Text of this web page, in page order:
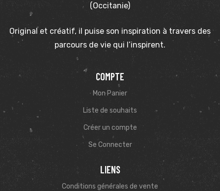
(Occitanie)
Original et créatif, il puise son inspiration à travers des
parcours de vie qui l’inspirent.
COMPTE
Mon Panier
Liste de souhaits
Créer un compte
Se Connecter
LIENS
Conditions générales de vente